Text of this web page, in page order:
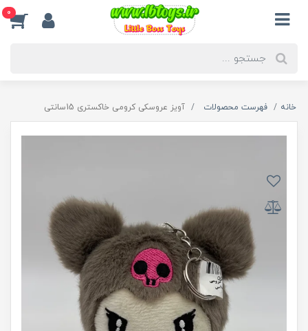
0
خانه فهرست محصولات آویز عروسکی کرومی خاکستری 15سانتی